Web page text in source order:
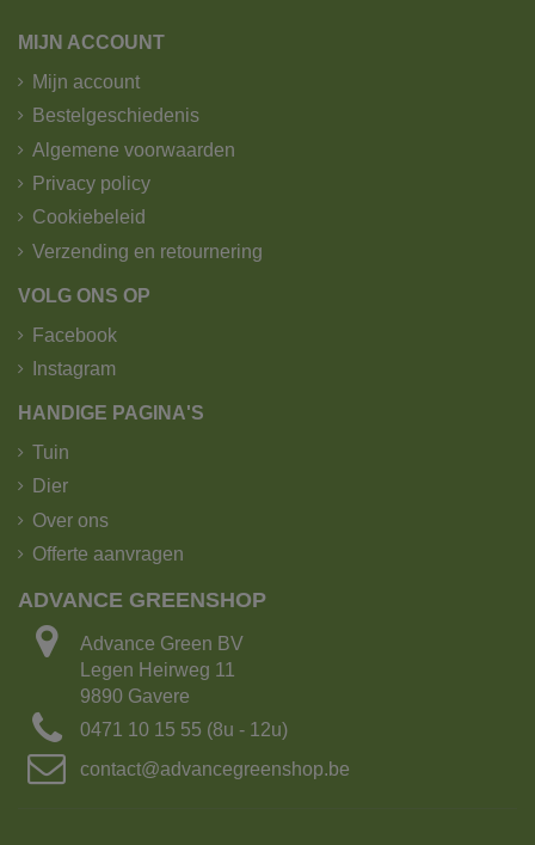
MIJN ACCOUNT
Mijn account
Bestelgeschiedenis
Algemene voorwaarden
Privacy policy
Cookiebeleid
Verzending en retournering
VOLG ONS OP
Facebook
Instagram
HANDIGE PAGINA'S
Tuin
Dier
Over ons
Offerte aanvragen
ADVANCE GREENSHOP
Advance Green BV
Legen Heirweg 11
9890 Gavere
0471 10 15 55 (8u - 12u)
contact@advancegreenshop.be